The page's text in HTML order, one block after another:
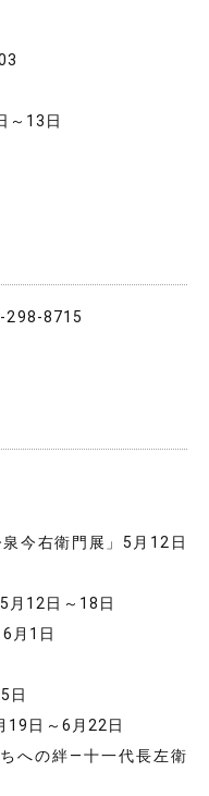
～13日
8715
今右衛門展」5月12日
月12日～18日
月1日
日
19日～6月22日
への絆―十一代長左衛